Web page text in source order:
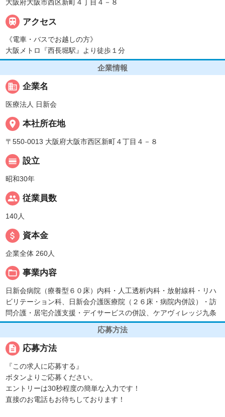
大阪府大阪市西区新町４丁目４－８
 アクセス
《電車・バスでお越しの方》
大阪メトロ『西長堀駅』より徒歩１分
企業情報
business 企業名
医療法人 日新会
place 本社所在地
〒550-0013 大阪府大阪市西区新町４丁目４－８
calendar_view_day 設立
昭和30年
people 従業員数
140人
attach_money 資本金
企業全体 260人
folder_open 事業内容
日新会病院（療養型６０床）内科・人工透析内科・放射線科・リハ
ビリテーション科、日新会介護医療院（２６床・病院内併設）・訪
問介護・居宅介護支援・デイサービスの併設、ケアヴィレッジ九条
応募方法
description 応募方法
『この求人に応募する』
ボタンよりご応募ください。
エントリーは30秒程度の簡単な入力です！
直接のお電話もお待ちしております！